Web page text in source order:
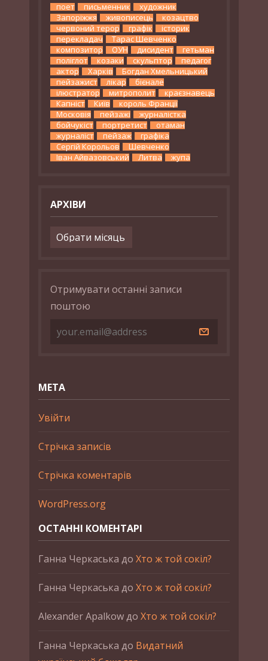
поет письменник
художник
Запоріжжя
живописець
козацтво
червоний терор
графік
історик
перекладач
Тарас Шевченко
композитор
ОУН дисидент
гетьман
поліглот
козаки скульптор
педагог
актор
Харків
Богдан Хмельницький
пейзажист
лікар
бієнале
ілюстратор
митрополит
краєзнавець
Капніст
Київ
король Франції
Московія
пейзажі
журналістка
бойчукіст
портретист
отаман
журналіст
пейзаж
графіка
Сергій Корольов
Шевченко
Іван Айвазовський
Литва жупа
АРХІВИ
Архіви
Отримувати останні записи
поштою
МЕТА
Увійти
Стрічка записів
Стрічка коментарів
WordPress.org
ОСТАННІ КОМЕНТАРІ
Ганна Черкаська до Хто ж той сокіл?
Ганна Черкаська до Хто ж той сокіл?
Alexander Apalkowдо Хто ж той сокіл?
Ганна Черкаська до Видатний